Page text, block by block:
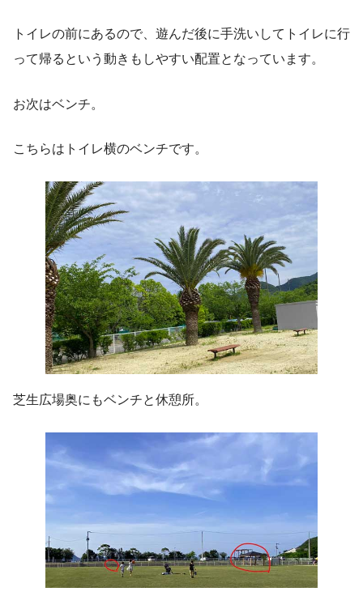
トイレの前にあるので、遊んだ後に手洗いしてトイレに行
って帰るという動きもしやすい配置となっています。
お次はベンチ。
こちらはトイレ横のベンチです。
芝生広場奥にもベンチと休憩所。